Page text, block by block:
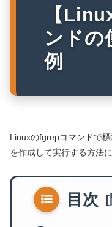
【
ンドの
例
Linuxのfgrepコマンドで
を作成して実行する方法
目次